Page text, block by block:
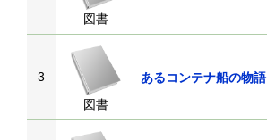
図書
3
図書
あるコンテナ船の物語